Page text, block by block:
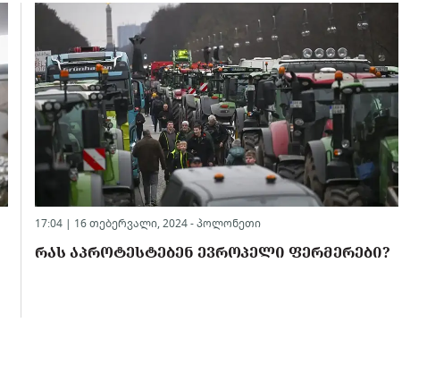
17:04 | 16 თებერვალი, 2024 -პოლონეთი
ᲠᲐᲡ ᲐᲞᲠᲝᲢᲔᲡᲢᲔᲑᲔᲜ ᲔᲕᲠᲝᲞᲔᲚᲘ ᲤᲔᲠᲛᲔᲠᲔᲑᲘ?